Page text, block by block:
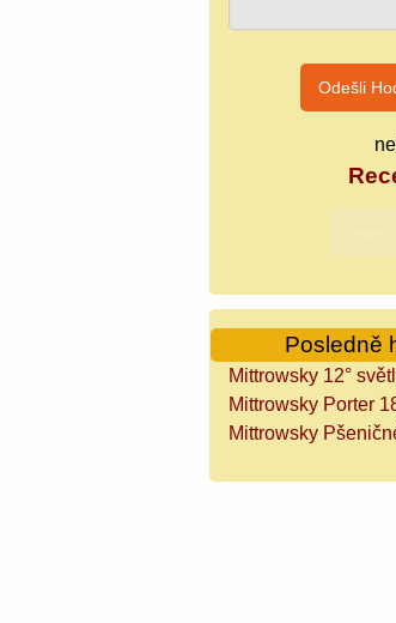
Posledně
Mittrowsky 12°
Mittrowsky Porter
Mittrowsky